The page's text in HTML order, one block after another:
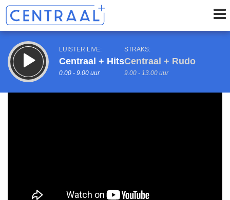
LUISTER LIVE:
Centraal + Hits
0.00 - 9.00 uur
STRAKS:
Centraal + Rudo
9.00 - 13.00 uur